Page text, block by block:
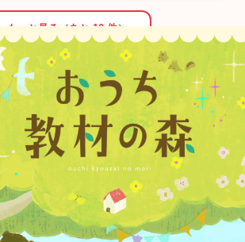
もっと見る（あと 10 件）